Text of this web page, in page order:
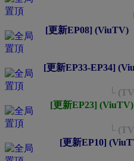
[更新EP08] (ViuTV)
[更新EP33-EP34]
└
[更新EP23]
└
[更新EP10]